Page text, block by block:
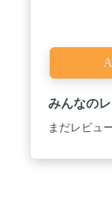
みんなの
まだレビュ